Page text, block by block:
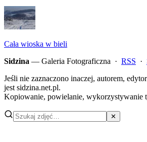
Cała wioska w bieli
Sidzina — Galeria Fotograficzna · RSS ·
Jeśli nie zaznaczono inaczej, autorem,
jest sidzina.net.pl.
Kopiowanie, powielanie, wykorzystywanie
✕